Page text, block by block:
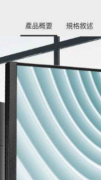
產品概要 規格敘述